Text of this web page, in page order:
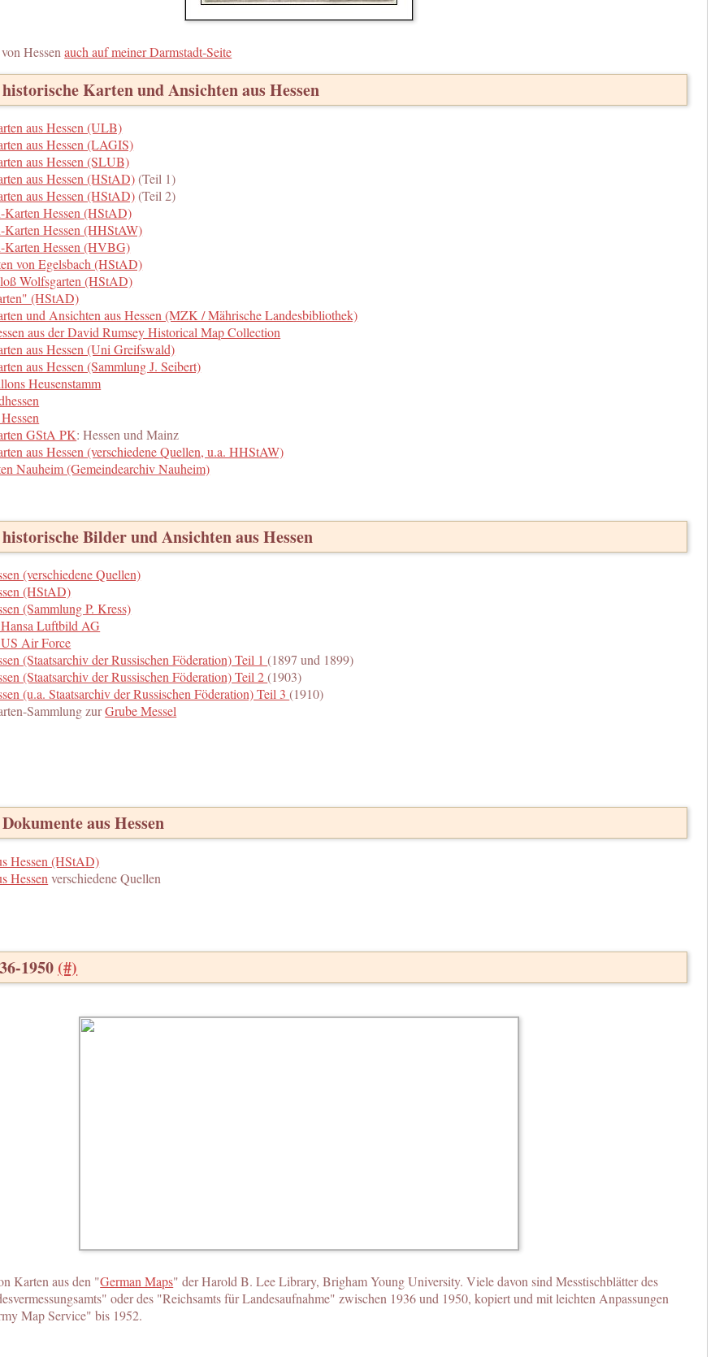
Hessenauch auf meiner Darmstadt-Seite
Karten und Ansichten aus Hessen
aus Hessen (ULB)
aus Hessen (LAGIS)
aus Hessen (SLUB)
aus Hessen (HStAD)(Teil 1)
aus Hessen (HStAD)(Teil 2)
Karten Hessen (HStAD)
Karten Hessen (HHStAW)
Karten Hessen (HVBG)
von Egelsbach (HStAD)
Wolfsgarten (HStAD)
(HStAD)
und Ansichten aus Hessen (MZK / Mährische Landesbibliothek)
aus der David Rumsey Historical Map Collection
aus Hessen (Uni Greifswald)
aus Hessen (Sammlung J. Seibert)
Heusenstamm
GStA PK: Hessen und Mainz
aus Hessen (verschiedene Quellen, u.a. HHStAW)
Nauheim (Gemeindearchiv Nauheim)
Bilder und Ansichten aus Hessen
(verschiedene Quellen)
(HStAD)
(Sammlung P. Kress)
Luftbild AG
Air Force
(Staatsarchiv der Russischen Föderation) Teil 1(1897 und 1899)
(Staatsarchiv der Russischen Föderation) Teil 2(1903)
(u.a. Staatsarchiv der Russischen Föderation) Teil 3(1910)
Sammlung zurGrube Messel
aus Hessen
Hessen (HStAD)
Hessen verschiedene Quellen
1950 (#)
Karten aus den "German Maps" der Harold B. Lee Library, Brigham Young University. Viele davon sind Messtischblätter des
oder des "Reichsamts für Landesaufnahme" zwischen 1936 und 1950, kopiert und mit leichten Anpassungen
Map Service" bis 1952.